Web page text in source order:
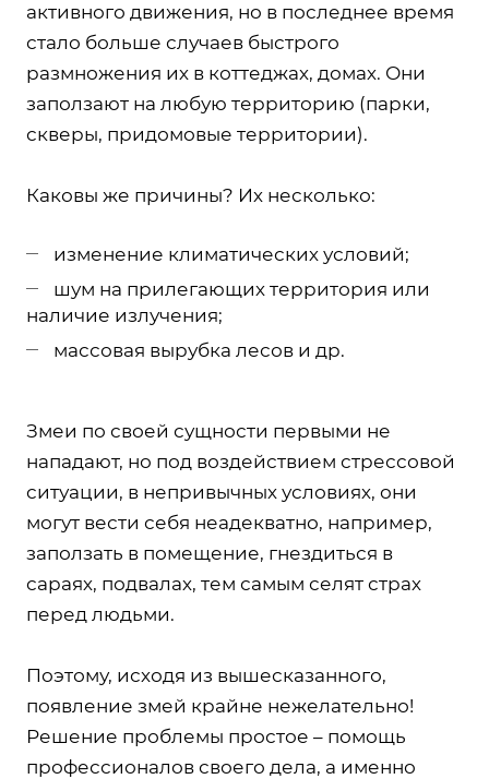
активного движения, но в последнее время
стало больше случаев быстрого
размножения их в коттеджах, домах. Они
заползают на любую территорию (парки,
скверы, придомовые территории).
Каковы же причины? Их несколько:
изменение климатических условий;
шум на прилегающих территория или
наличие излучения;
массовая вырубка лесов и др.
Змеи по своей сущности первыми не
нападают, но под воздействием стрессовой
ситуации, в непривычных условиях, они
могут вести себя неадекватно, например,
заползать в помещение, гнездиться в
сараях, подвалах, тем самым селят страх
перед людьми.
Поэтому, исходя из вышесказанного,
появление змей крайне нежелательно!
Решение проблемы простое – помощь
профессионалов своего дела, а именно